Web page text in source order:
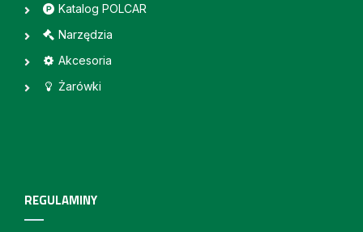
Katalog POLCAR
Narzędzia
Akcesoria
Żarówki
REGULAMINY